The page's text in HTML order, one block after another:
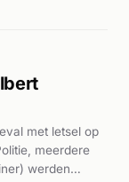
met letsel op
meerdere
werden